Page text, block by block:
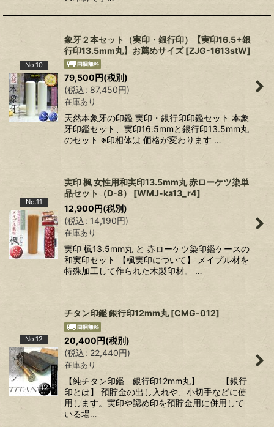
No.10
象牙２本セット（実印・銀行印）【実印16.5+銀
行印13.5mm丸】お薦めサイズ [ZJG-1613stW]
79,500円(税別)
(税込: 87,450円)
在庫あり
天然本象牙の印鑑 実印・銀行印印鑑セット 本象
牙印鑑セット、実印16.5mmと銀行印13.5mm丸
のセット ※印相体は 価格が変わります …
No.11
実印 楓 女性用和実印13.5mm丸 赤ローケツ染単
品セット（D-8）
[WMJ-ka13_r4]
12,900円(税別)
(税込: 14,190円)
在庫あり
実印 楓13.5mm丸 と 赤ローケツ染印鑑ケースの
和実印セット 【楓実印について】 メイプル材を
特殊加工して作られた木製印材。 …
No.12
チタン印鑑 銀行印12mm丸 [CMG-012]
20,400円(税別)
(税込: 22,440円)
在庫あり
【純チタン印鑑 銀行印12mm丸】 【銀行
印とは】 預貯金の出し入れや、小切手などに使
用します。実印や認め印を預貯金用に併用して
いる場…